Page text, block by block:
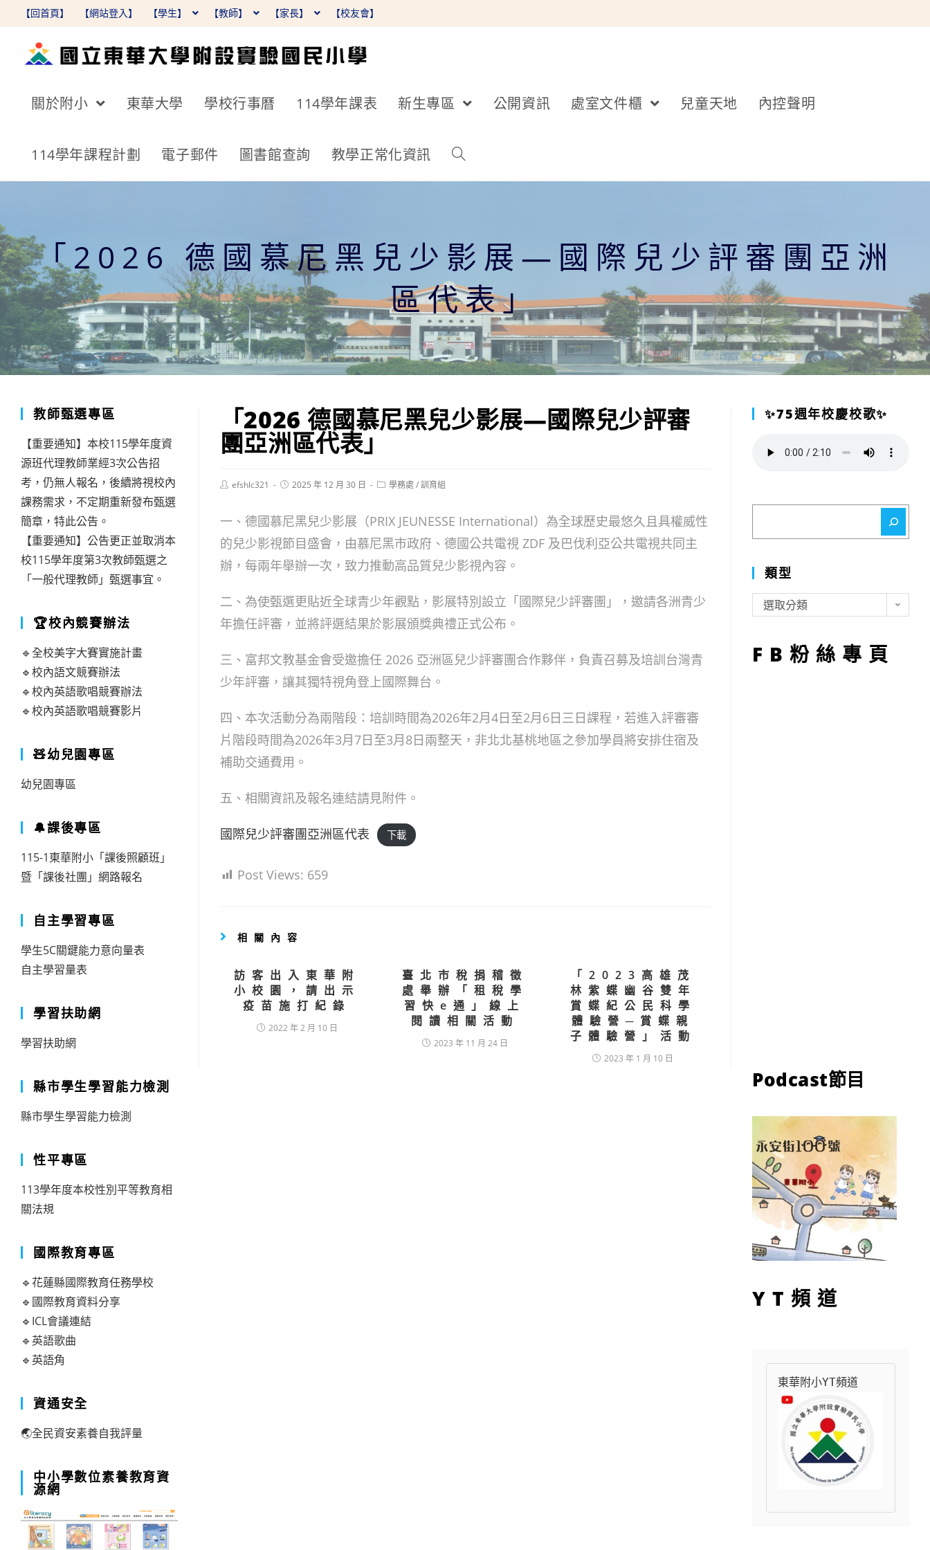
【回首頁】 【網站登入】 【學生】 【教師】 【家長】 【校友會】
關於附小 東華大學 學校行事曆 114學年課表 新生專區 公開資訊 處室文件櫃 兒童天地 內控聲明
114學年課程計劃 電子郵件 圖書館查詢 教學正常化資訊
「2026 德國慕尼黑兒少影展—國際兒少評審團亞洲
區代表」
「2026 德國慕尼黑兒少影展—國際兒少評審
團亞洲區代表」
Postefshlc321
Post2025 年 12 月 30 日
Post學務處 /訓育組
一、德國慕尼黑兒少影展（PRIX JEUNESSE International）為全球歷史最悠久且具權威性
的兒少影視節目盛會，由慕尼黑市政府、德國公共電視 ZDF 及巴伐利亞公共電視共同主
辦，每兩年舉辦一次，致力推動高品質兒少影視內容。
二、為使甄選更貼近全球青少年觀點，影展特別設立「國際兒少評審團」，邀請各洲青少
年擔任評審，並將評選結果於影展頒獎典禮正式公布。
三、富邦文教基金會受邀擔任 2026 亞洲區兒少評審團合作夥伴，負責召募及培訓台灣青
少年評審，讓其獨特視角登上國際舞台。
四、本次活動分為兩階段：培訓時間為2026年2月4日至2月6日三日課程，若進入評審審
片階段時間為2026年3月7日至3月8日兩整天，非北北基桃地區之參加學員將安排住宿及
補助交通費用。
五、相關資訊及報名連結請見附件。
國際兒少評審團亞洲區代表 下載
Post Views: 659
相關內容
訪客出入東華附
小校園，請出示
疫苗施打紀錄
2022 年 2 月 10 日
臺北市稅捐稽徵
處舉辦「租稅學
習快e通」線上
閱讀相關活動
2023 年 11 月 24 日
「2023高雄茂
林紫蝶幽谷雙年
賞蝶紀公民科學
體驗營─賞蝶親
子體驗營」活動
2023 年 1 月 10 日
教師甄選專區
【重要通知】本校115學年度資
源班代理教師業經3次公告招
考，仍無人報名，後續將視校內
課務需求，不定期重新發布甄選
簡章，特此公告。
【重要通知】公告更正並取消本
校115學年度第3次教師甄選之
「一般代理教師」甄選事宜。
🏆校內競賽辦法
🔹全校美字大賽實施計畫
🔹校內語文競賽辦法
🔹校內英語歌唱競賽辦法
🔹校內英語歌唱競賽影片
🧸幼兒園專區
幼兒園專區
🔔課後專區
115-1東華附小「課後照顧班」
暨「課後社團」網路報名
自主學習專區
學生5C關鍵能力意向量表
自主學習量表
學習扶助網
學習扶助網
縣市學生學習能力檢測
縣市學生學習能力檢測
性平專區
113學年度本校性別平等教育相
關法規
國際教育專區
🔹花蓮縣國際教育任務學校
🔹國際教育資料分享
🔹ICL會議連結
🔹英語歌曲
🔹英語角
資通安全
🌏全民資安素養自我評量
中小學數位素養教育資
源網
✨75週年校慶校歌✨
類型
型
選取分類
FB粉絲專頁
Podcast節目
YT頻道
東華附小YT頻道